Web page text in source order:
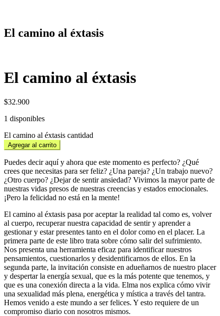
El camino al éxtasis
El camino al éxtasis
$32.900
1 disponibles
El camino al éxtasis cantidad
Agregar al carrito
Puedes decir aquí y ahora que este momento es perfecto? ¿Qué
crees que necesitas para ser feliz? ¿Una pareja? ¿Un trabajo nuevo?
¿Otro cuerpo? ¿Dejar de sentir ansiedad? Vivimos la mayor parte de
nuestras vidas presos de nuestras creencias y estados emocionales.
¡Pero la felicidad no está en la mente!
El camino al éxtasis pasa por aceptar la realidad tal como es, volver
al cuerpo, recuperar nuestra capacidad de sentir y aprender a
gestionar y estar presentes tanto en el dolor como en el placer. La
primera parte de este libro trata sobre cómo salir del sufrimiento.
Nos presenta una herramienta eficaz para identificar nuestros
pensamientos, cuestionarlos y desidentificarnos de ellos. En la
segunda parte, la invitación consiste en adueñarnos de nuestro placer
y despertar la energía sexual, que es la más potente que tenemos, y
que es una conexión directa a la vida. Elma nos explica cómo vivir
una sexualidad más plena, energética y mística a través del tantra.
Hemos venido a este mundo a ser felices. Y esto requiere de un
compromiso diario con nosotros mismos.